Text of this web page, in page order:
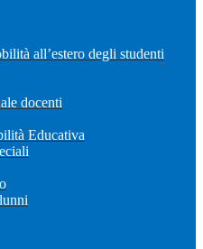
all’estero degli studenti
docenti
Educativa